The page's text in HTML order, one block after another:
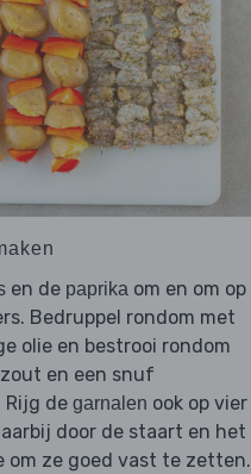
en de paprika om en om op
Bedruppel rondom met
olie en bestrooi rondom
en een snuf
Rijg de garnalen ook op vier
door de staart en het
om ze goed vast te zetten.